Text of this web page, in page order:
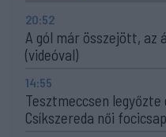
20:52
A gól már összejött, az
(videóval)
14:55
Tesztmeccsen
Csíkszereda női